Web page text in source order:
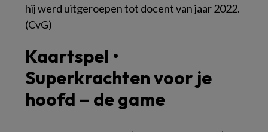
hij werd uitgeroepen tot docent van jaar 2022.
(CvG)
Kaartspel •
Superkrachten voor je
hoofd – de game